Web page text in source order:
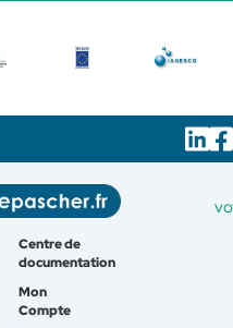
Centre de
documentation
Mon
Compte